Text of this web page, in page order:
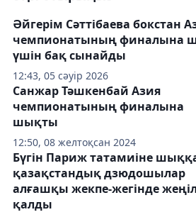
12:43, 05 сәуір 2026
Әйгерім Сәттібаева бокстан
чемпионатының финалына
үшін бақ сынайды
12:50, 08 желтоқсан 2024
Санжар Тәшкенбай Азия
чемпионатының финалына
шықты
Бүгін Париж татамиіне
қазақстандық дзюдошылар
алғашқы жекпе-жегінде
қалды